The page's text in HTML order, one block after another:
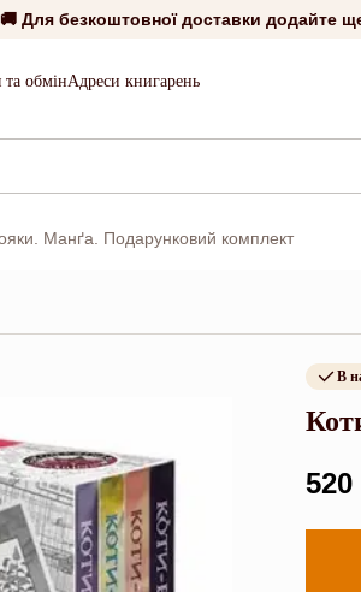
🚚 Для безкоштовної доставки додайте
обмінАдреси книгарень
Манґа. Подарунковий комплект
В